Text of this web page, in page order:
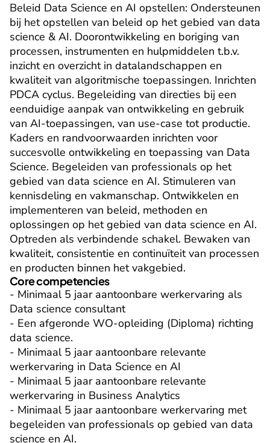
Beleid Data Science en AI opstellen: Ondersteunen
bij het opstellen van beleid op het gebied van data
science & AI. Doorontwikkeling en boriging van
processen, instrumenten en hulpmiddelen t.b.v.
inzicht en overzicht in datalandschappen en
kwaliteit van algoritmische toepassingen. Inrichten
PDCA cyclus. Begeleiding van directies bij een
eenduidige aanpak van ontwikkeling en gebruik
van AI-toepassingen, van use-case tot productie.
Kaders en randvoorwaarden inrichten voor
succesvolle ontwikkeling en toepassing van Data
Science. Begeleiden van professionals op het
gebied van data science en AI. Stimuleren van
kennisdeling en vakmanschap. Ontwikkelen en
implementeren van beleid, methoden en
oplossingen op het gebied van data science en AI.
Optreden als verbindende schakel. Bewaken van
kwaliteit, consistentie en continuïteit van processen
en producten binnen het vakgebied.
Core competencies
- Minimaal 5 jaar aantoonbare werkervaring als
Data science consultant
- Een afgeronde WO-opleiding (Diploma) richting
data science.
- Minimaal 5 jaar aantoonbare relevante
werkervaring in Data Science en AI
- Minimaal 5 jaar aantoonbare relevante
werkervaring in Business Analytics
- Minimaal 5 jaar aantoonbare werkervaring met
begeleiden van professionals op gebied van data
science en AI.